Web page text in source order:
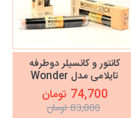
کانتور و کانسیلر دوطرفه
تایلامی مدل Wonder
Stick
74,700 تومان
83,000 تومان